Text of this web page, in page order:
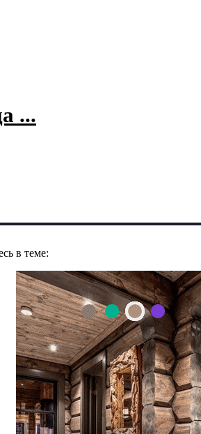
...
в теме: